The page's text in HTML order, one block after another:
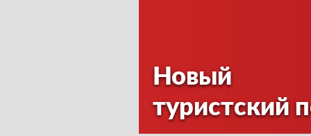
Новый
туристский